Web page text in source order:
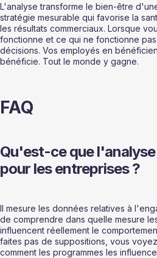
L'analyse transforme le bien-être
stratégie mesurable qui favorise la
les résultats commerciaux. Lorsque
fonctionne et ce qui ne fonctionne
décisions. Vos employés en
bénéficie. Tout le monde y gagne.
FAQ
Qu'est-ce que
pour les entreprises ?
Il mesure les données relatives à
de comprendre dans quelle mesure
influencent réellement le
faites pas de suppositions, vous
comment les programmes les